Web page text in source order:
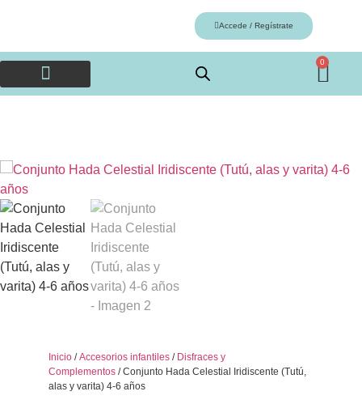
Accede / Regístrate
0
Inicio /Accesorios infantiles / Disfraces y
Complementos / Conjunto Hada Celestial Iridiscente (Tutú,
alas y varita) 4-6 años